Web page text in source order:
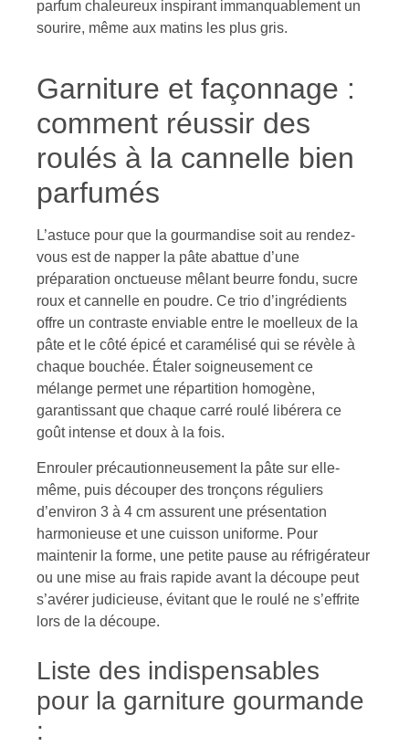
parfum chaleureux inspirant immanquablement un
sourire, même aux matins les plus gris.
Garniture et façonnage :
comment réussir des
roulés à la cannelle bien
parfumés
L’astuce pour que la gourmandise soit au rendez-
vous est de napper la pâte abattue d’une
préparation onctueuse mêlant beurre fondu, sucre
roux et cannelle en poudre. Ce trio d’ingrédients
offre un contraste enviable entre le moelleux de la
pâte et le côté épicé et caramélisé qui se révèle à
chaque bouchée. Étaler soigneusement ce
mélange permet une répartition homogène,
garantissant que chaque carré roulé libérera ce
goût intense et doux à la fois.
Enrouler précautionneusement la pâte sur elle-
même, puis découper des tronçons réguliers
d’environ 3 à 4 cm assurent une présentation
harmonieuse et une cuisson uniforme. Pour
maintenir la forme, une petite pause au réfrigérateur
ou une mise au frais rapide avant la découpe peut
s’avérer judicieuse, évitant que le roulé ne s’effrite
lors de la découpe.
Liste des indispensables
pour la garniture gourmande
: